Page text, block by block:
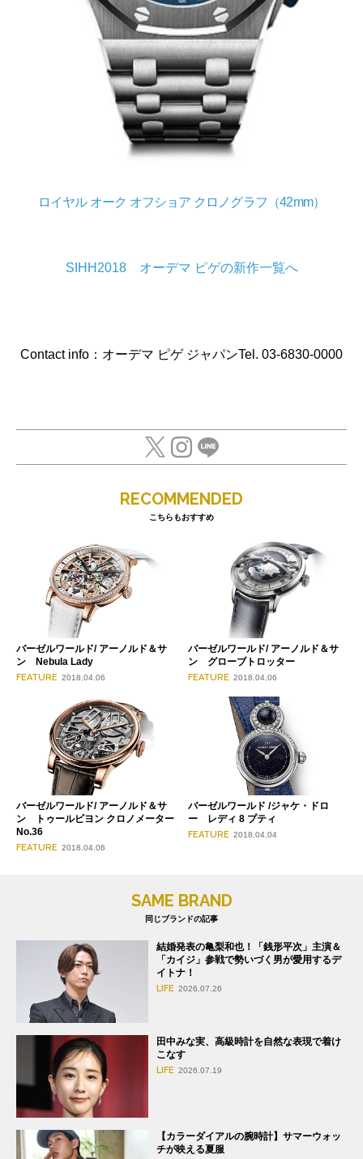
ロイヤル オーク オフショア クロノグラフ（42mm）
SIHH2018 オーデマ ピゲの新作一覧へ
Contact info：オーデマ ピゲ ジャパンTel. 03-6830-0000
RECOMMENDED
こちらもおすすめ
バーゼルワールド/ アーノルド＆サ
ン Nebula Lady
FEATURE 2018.04.06
バーゼルワールド/ アーノルド＆サ
ン グローブトロッター
FEATURE 2018.04.06
バーゼルワールド/ アーノルド＆サ
ン トゥールビヨン クロノメーター
No.36
FEATURE 2018.04.06
バーゼルワールド /ジャケ・ドロ
ー レディ 8 プティ
FEATURE 2018.04.04
SAME BRAND
同じブランドの記事
結婚発表の亀梨和也！「銭形平次」主演＆
「カイジ」参戦で勢いづく男が愛用するデ
イトナ！
LIFE 2026.07.26
田中みな実、高級時計を自然な表現で着け
こなす
LIFE 2026.07.19
【カラーダイアルの腕時計】サマーウォッ
チが映える夏服